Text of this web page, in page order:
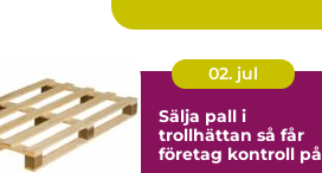
02. jul
Sälja pall i
trollhättan så får
företag kontroll på